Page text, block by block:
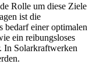
Rolle um diese Ziele
ist die
bedarf einer optimalen
ein reibungsloses
In Solarkraftwerken